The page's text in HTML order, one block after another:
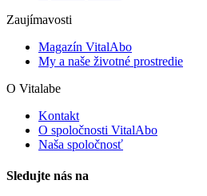
Zaujímavosti
Magazín VitalAbo
My a naše životné prostredie
O Vitalabe
Kontakt
O spoločnosti VitalAbo
Naša spoločnosť
Sledujte nás na